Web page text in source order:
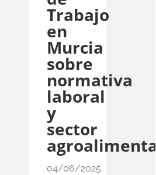
Trabajo
en
Murcia
sobre
normativa
laboral
y
sector
04/06/2025